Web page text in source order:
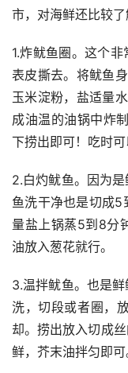
市，对海鲜还比较了
1.炸鱿鱼圈。这个
表皮撕去。将鱿鱼
玉米淀粉，盐适量
成油温的油锅中炸
下捞出即可！吃时
2.白灼鱿鱼。因为
鱼洗干净也是切成5
量盐上锅蒸5到8分
油放入葱花就行。
3.温拌鱿鱼。也是
洗，切段或者圈，
却。捞出放入切成
鲜，芥末油拌匀即可